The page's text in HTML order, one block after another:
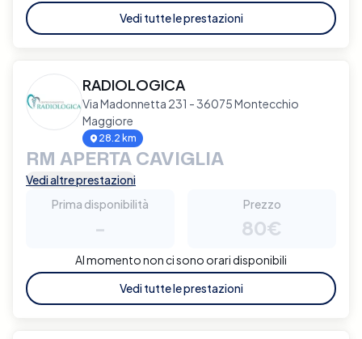
Vedi tutte le prestazioni
RADIOLOGICA
Via Madonnetta 231 - 36075 Montecchio
Maggiore
28.2 km
RM APERTA CAVIGLIA
Vedi altre prestazioni
Prima disponibilità
-
Prezzo
80€
Al momento non ci sono orari disponibili
Vedi tutte le prestazioni